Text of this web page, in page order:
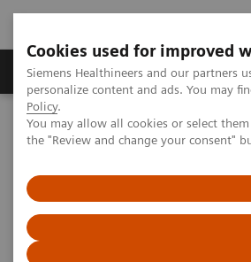
Cookies used for improved
Siemens Healthineers and our partners
personalize content and ads. You may
Policy.
You may allow all cookies or select
the "Review and change your consent"
Produits & services
Home Diagnostic de laboratoire
Diabète
Reagents DCA HbA1c
DCA® HbA1c
DCA Vantage®